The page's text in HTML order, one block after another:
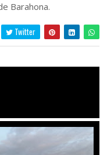
Barahona.
Twitter